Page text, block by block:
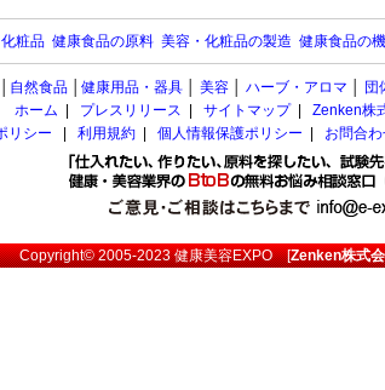
化粧品 健康食品の原料 美容・化粧品の製造 健康食品の
自然食品 健康用品・器具 美容 ハーブ・アロマ 団
ホーム
プレスリリース サイトマップ| Zenken株
リシー
利用規約 個人情報保護ポリシー お問合
Copyright© 2005-2023健康美容EXPO[Zenken株式